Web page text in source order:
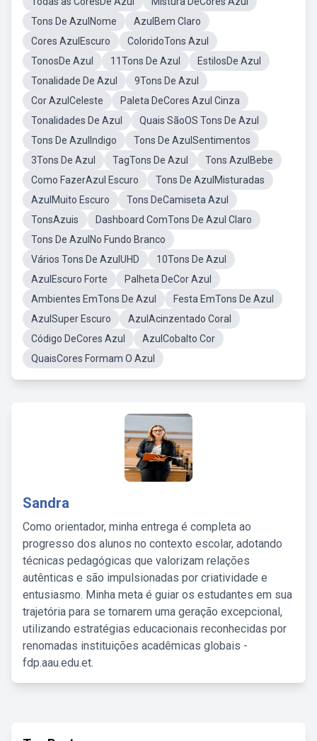
Tons De AzulNome
AzulBem Claro
Cores AzulEscuro
ColoridoTons Azul
TonosDe Azul
11Tons De Azul
EstilosDe Azul
Tonalidade De Azul
9Tons De Azul
Cor AzulCeleste
Paleta DeCores Azul Cinza
Tonalidades De Azul
Quais SãoOS Tons De Azul
Tons De AzulIndigo
Tons De AzulSentimentos
3Tons De Azul
TagTons De Azul
Tons AzulBebe
Como FazerAzul Escuro
Tons De AzulMisturadas
AzulMuito Escuro
Tons DeCamiseta Azul
TonsAzuis
Dashboard ComTons De Azul Claro
Tons De AzulNo Fundo Branco
Vários Tons De AzulUHD
10Tons De Azul
AzulEscuro Forte
Palheta DeCor Azul
Ambientes EmTons De Azul
Festa EmTons De Azul
AzulSuper Escuro
AzulAcinzentado Coral
Código DeCores Azul
AzulCobalto Cor
QuaisCores Formam O Azul
Sandra
Como orientador, minha entrega é completa ao
progresso dos alunos no contexto escolar, adotando
técnicas pedagógicas que valorizam relações
autênticas e são impulsionadas por criatividade e
entusiasmo. Minha meta é guiar os estudantes em sua
trajetória para se tornarem uma geração excepcional,
utilizando estratégias educacionais reconhecidas por
renomadas instituições acadêmicas globais -
fdp.aau.edu.et.